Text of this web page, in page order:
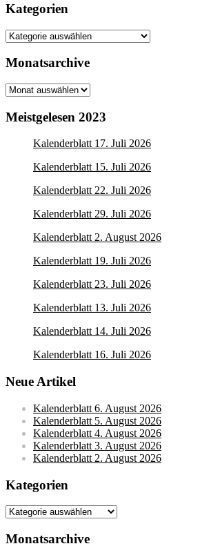
Kategorien
Kategorien
Monatsarchive
Monatsarchive
Meistgelesen 2023
Kalenderblatt 17. Juli 2026
Kalenderblatt 15. Juli 2026
Kalenderblatt 22. Juli 2026
Kalenderblatt 29. Juli 2026
Kalenderblatt 2. August 2026
Kalenderblatt 19. Juli 2026
Kalenderblatt 23. Juli 2026
Kalenderblatt 13. Juli 2026
Kalenderblatt 14. Juli 2026
Kalenderblatt 16. Juli 2026
Neue Artikel
Kalenderblatt 6. August 2026
Kalenderblatt 5. August 2026
Kalenderblatt 4. August 2026
Kalenderblatt 3. August 2026
Kalenderblatt 2. August 2026
Kategorien
Kategorien
Monatsarchive